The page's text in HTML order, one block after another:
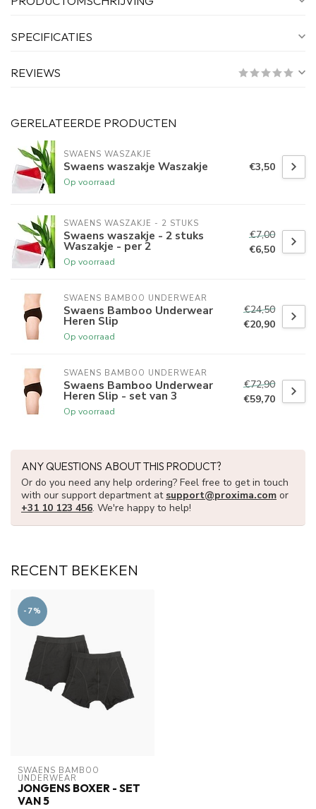
SPECIFICATIES
REVIEWS
GERELATEERDE PRODUCTEN
SWAENS WASZAKJE
Swaens waszakje Waszakje
Op voorraad
€3,50
SWAENS WASZAKJE - 2 STUKS
Swaens waszakje - 2 stuks
Waszakje - per 2
Op voorraad
€7,00
€6,50
SWAENS BAMBOO UNDERWEAR
Swaens Bamboo Underwear
Heren Slip
Op voorraad
€24,50
€20,90
SWAENS BAMBOO UNDERWEAR
Swaens Bamboo Underwear
Heren Slip - set van 3
Op voorraad
€72,90
€59,70
ANY QUESTIONS ABOUT THIS PRODUCT?
Or do you need any help ordering? Feel free to get in touch
with our support department at support@proxima.com or
+31 10 123 456. We're happy to help!
RECENT BEKEKEN
-7%
SWAENS BAMBOO
UNDERWEAR
JONGENS BOXER - SET
VAN 5